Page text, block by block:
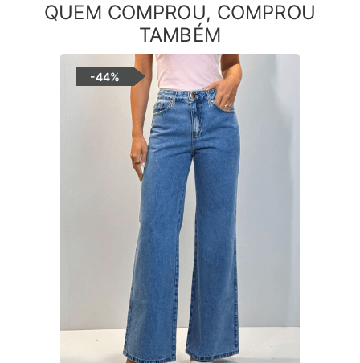
QUEM COMPROU, COMPROU
TAMBÉM
-44%